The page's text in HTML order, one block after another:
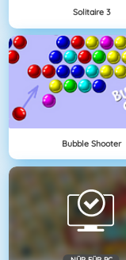
Solitaire 3
Bubble Shooter